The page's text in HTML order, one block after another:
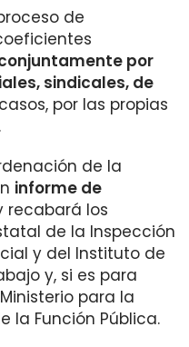
de
por
sindicales, de
por las propias
de la
informe de
recabará los
de la Inspección
y del Instituto de
y, si es para
para la
la Función Pública.